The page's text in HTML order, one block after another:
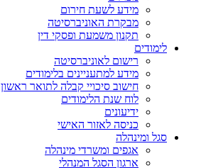
מידע לשעת חירום
מבקרת האוניברסיטה
תקנון משמעת ופסקי דין
לימודים
רישום לאוניברסיטה
מידע למתעניינים בלימודים
חישוב סיכויי קבלה לתואר ראשון
לוח שנת הלימודים
ידיעונים
כניסה לאזור האישי
סגל ומינהלה
אגפים ומשרדי מינהלה
ארגון הסגל המנהלי